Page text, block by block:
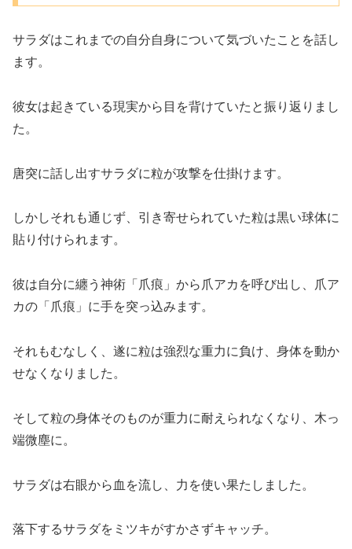
サラダはこれまでの自分自身について気づいたことを話し
ます。
彼女は起きている現実から目を背けていたと振り返りまし
た。
唐突に話し出すサラダに粒が攻撃を仕掛けます。
しかしそれも通じず、引き寄せられていた粒は黒い球体に
貼り付けられます。
彼は自分に纏う神術「爪痕」から爪アカを呼び出し、爪ア
カの「爪痕」に手を突っ込みます。
それもむなしく、遂に粒は強烈な重力に負け、身体を動か
せなくなりました。
そして粒の身体そのものが重力に耐えられなくなり、木っ
端微塵に。
サラダは右眼から血を流し、力を使い果たしました。
落下するサラダをミツキがすかさずキャッチ。